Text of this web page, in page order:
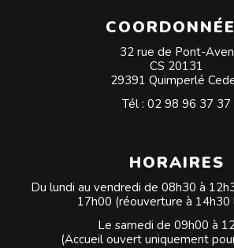
32 rue de Pont-Aven
CS 20131
29391 Quimperlé
Tél : 02 98 96 37 37
HORAIRES
Du lundi au vendredi de 08h30 à
17h00 (réouverture à 14h30
Le samedi de 09h00 à
(Accueil ouvert uniquement